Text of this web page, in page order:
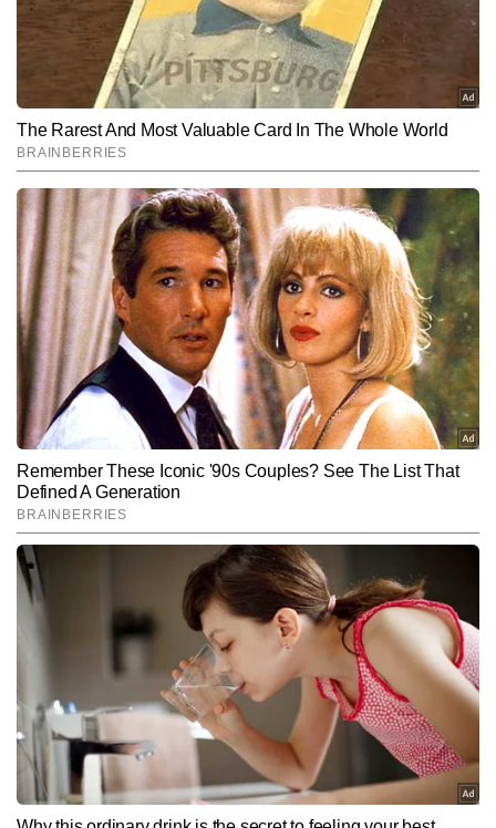
इस तरह के स्वदेशी प्लेटफॉर्म भारत की रक्षा आत्मनिर्भरता को मजबूत
करने के साथ-साथ आधुनिक युद्धक्षेत्र की आवश्यकताओं को पूरा
करने में महत्वपूर्ण भूमिका निभा सकते हैं।
Hindi NewsIndia
शिव शुक्ला AUTHOR
शिव शुक्ला टाइम्स नाउ नवभारत डिजिटल में कार्यरत एक अनुभवी न्यूज राइटर हैं।
छह वर्षों के पेशेवर अनुभव के साथ वे डिजिटल पत्रकारिता में तेज, सटीक और
प्रभावी कंटेंट तैयार करने के लिए पहचाने जाते हैं। वह राष्ट्रीय-अंतरराष्ट्रीय
खबरों, राजनीतिक घटनाक्रमों और गहन विश्लेषण पर विशेष पकड़ रखते हैं। ब्रेकिंग
न्यूज कवरेज, लाइव ब्लॉग, एक्सप्लेनर और एनालिसिस आर्टिकल तैयार करने में उन्हें
विशेषज्ञता हासिल है। शिव शुक्ला 8,000 से अधिक न्यूज रिपोर्ट प्रकाशित कर
चुके हैं। मजबूत न्यूज सेंस, विश्लेषण क्षमता और स्पष्ट लेखन शैली उनकी खासियत
है। उन्हें नए स्थानों की यात्रा करना और किताबें पढ़ने का शौक है, जो उनकी लेखन
शैली एवं दृष्टिकोण को और समृद्ध बनाता है।
और पढ़ें
Follow Us:
Subscribe to our daily Newsletter!